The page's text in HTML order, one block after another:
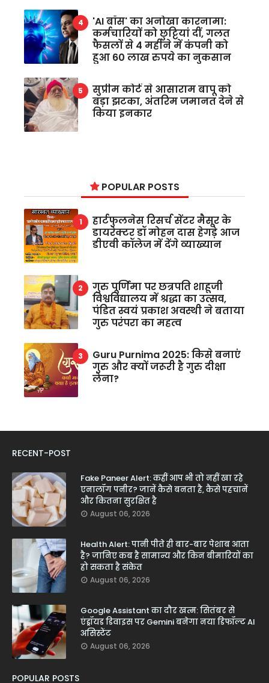
'AI बॉस' का अनोखा कारनामा:
कर्मचारियों को छुट्टियां दीं, गलत
फैसलों से 4 महीने में कंपनी को
हुआ 60 लाख रुपये का नुकसान
सुप्रीम कोर्ट से आसाराम बापू को
बड़ा झटका, अंतरिम जमानत देने से
किया इनकार
POPULAR POSTS
हार्टफुलनेस रिसर्च सेंटर मैसूर के
डायरेक्टर डॉ मोहन दास हेगड़े आज
डीएवी कॉलेज में देंगे व्याख्यान
गुरु पूर्णिमा पर छत्रपति शाहूजी
विश्वविद्यालय में श्रद्धा का उत्सव,
पंडित स्वयं प्रकाश अवस्थी ने बताया
गुरु परंपरा का महत्व
Guru Purnima 2025: किसे बनाएं
गुरु और क्यों जरूरी है गुरु दीक्षा
लेना?
RECENT-POST
Fake Paneer Alert: कहीं आप भी तो नहीं खा रहे
एनालॉग पनीर? जानें कैसे बनता है, कैसे पहचानें
और कितना सुरक्षित है
August 06, 2026
Health Alert: पानी पीते ही बार-बार पेशाब आता
है? जानिए कब है सामान्य और किन बीमारियों का
हो सकता है संकेत
August 06, 2026
Google Assistant का दौर खत्म: सितंबर से
एंड्रॉयड डिवाइस पर Gemini बनेगा नया डिफॉल्ट AI
असिस्टेंट
August 06, 2026
POPULAR POSTS